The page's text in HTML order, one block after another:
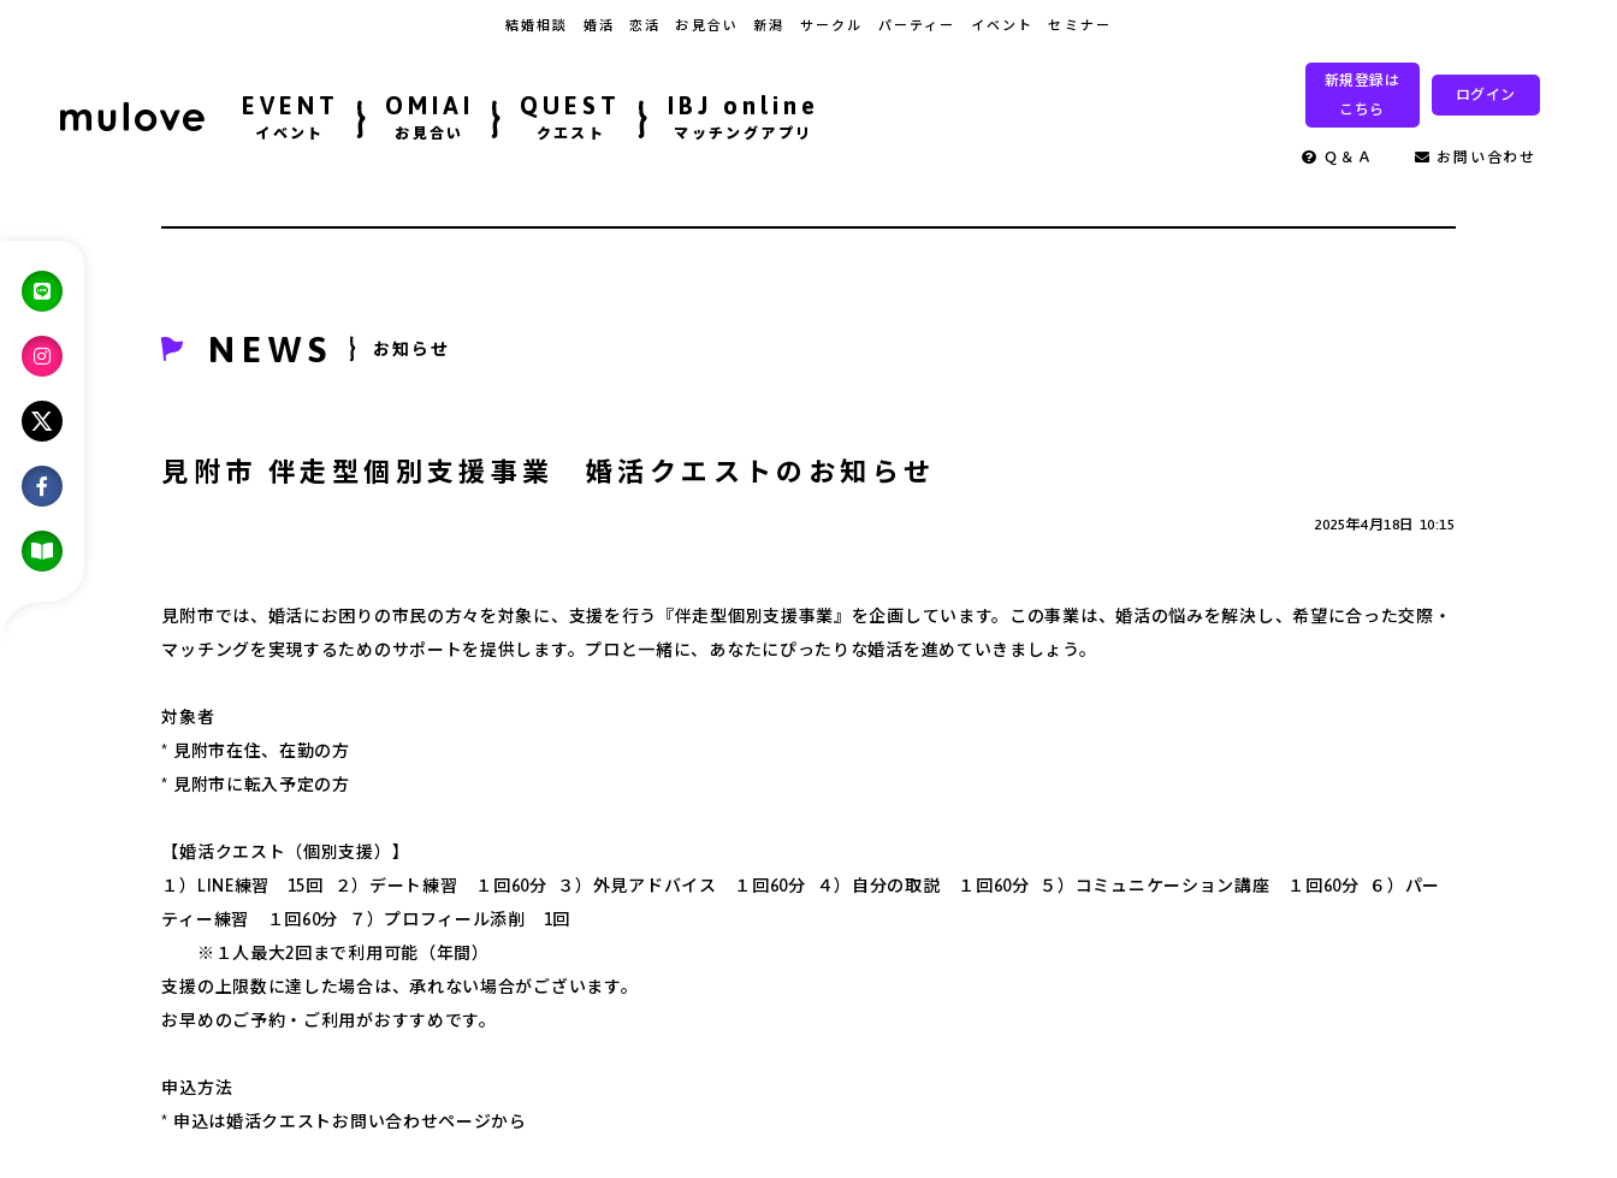
結婚相談 婚活 恋活 お見合い 新潟 サークル パーティー イベント セミナー
EVENT
イベント
OMIAI
お見合い
QUEST
クエスト
IBJ online
マッチングアプリ
新規登録は
こちら
ログイン
Ｑ＆Ａ お問い合わせ
NEWS お知らせ
見附市 伴走型個別支援事業 婚活クエストのお知らせ
2025年4月18日 10:15
見附市では、婚活にお困りの市民の方々を対象に、支援を行う『伴走型個別支援事業』を企画しています。この事業は、婚活の悩みを解決し、希望に合った交際・
マッチングを実現するためのサポートを提供します。プロと一緒に、あなたにぴったりな婚活を進めていきましょう。
対象者
* 見附市在住、在勤の方
* 見附市に転入予定の方
【婚活クエスト（個別支援）】
１）LINE練習 15回 ２）デート練習 １回60分 ３）外見アドバイス １回60分 ４）自分の取説 １回60分 ５）コミュニケーション講座 １回60分 ６）パー
ティー練習 １回60分 ７）プロフィール添削 1回
※１人最大2回まで利用可能（年間）
支援の上限数に達した場合は、承れない場合がございます。
お早めのご予約・ご利用がおすすめです。
申込方法
* 申込は婚活クエストお問い合わせページから